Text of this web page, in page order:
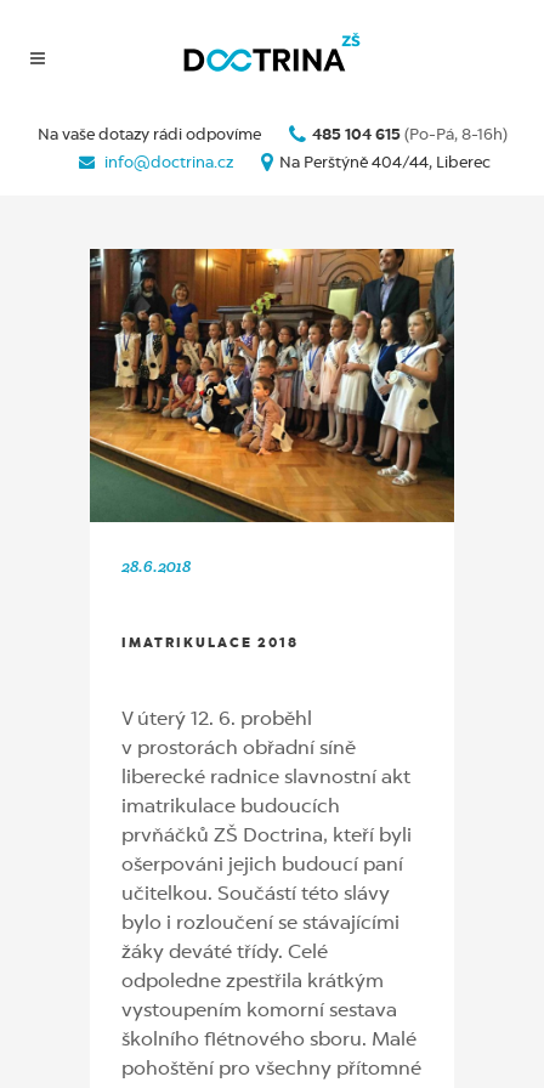
Na vaše dotazy rádi odpovíme 485 104 615 (Po-Pá, 8-16h)
info@doctrina.cz
Na Perštýně 404/44, Liberec
28.6.2018
IMATRIKULACE 2018
V úterý 12. 6. proběhl
v prostorách obřadní síně
liberecké radnice slavnostní akt
imatrikulace budoucích
prvňáčků ZŠ Doctrina, kteří byli
ošerpováni jejich budoucí paní
učitelkou. Součástí této slávy
bylo i rozloučení se stávajícími
žáky deváté třídy. Celé
odpoledne zpestřila krátkým
vystoupením komorní sestava
školního flétnového sboru. Malé
pohoštění pro všechny přítomné